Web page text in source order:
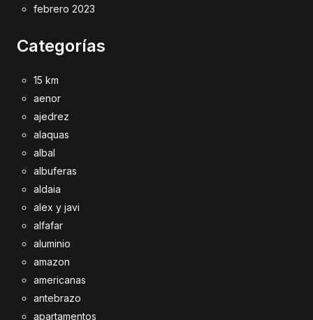
febrero 2023
Categorías
15 km
aenor
ajedrez
alaquas
albal
albuferas
aldaia
alex y javi
alfafar
aluminio
amazon
americanas
antebrazo
apartamentos